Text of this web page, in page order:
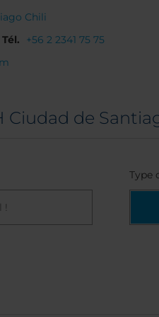
Chili
Tél.
+56 2 2341 75 75
Ciudad de
Type